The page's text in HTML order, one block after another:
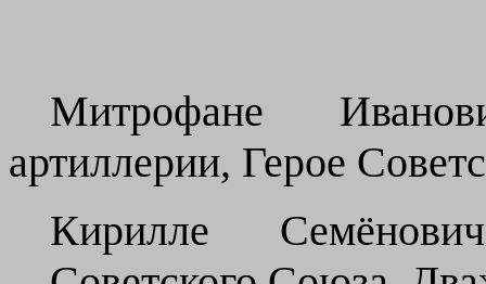
Митрофане
артиллерии, Герое
Кирилле